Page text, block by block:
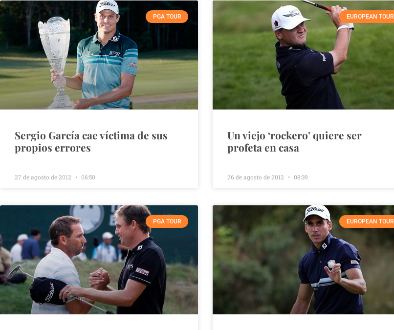
PGA TOUR
Sergio García cae víctima de sus
propios errores
27 de agosto de 2012 06:50
EUROPEAN TOUR
Un viejo ‘rockero’ quiere ser
profeta en casa
26 de agosto de 2012 08:39
PGA TOUR EUROPEAN TOUR